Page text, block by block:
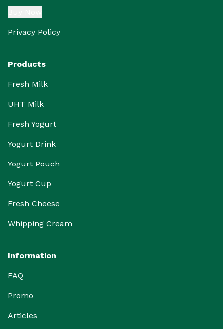
Privacy Policy
Products
Fresh Milk
UHT Milk
Fresh Yogurt
Yogurt Drink
Yogurt Pouch
Yogurt Cup
Fresh Cheese
Whipping Cream
Information
FAQ
Promo
Articles